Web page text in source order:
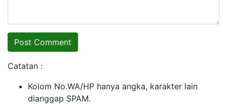
Catatan :
Kolom No.WA/HP hanya angka, karakter lain
dianggap SPAM.